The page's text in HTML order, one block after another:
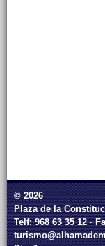
© 2026
Plaza de la
Telf: 968 63 35 12 ·